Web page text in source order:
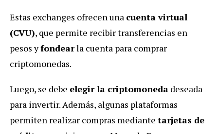
Estas exchanges ofrecen una cuenta virtual
(CVU), que permite recibir transferencias en
pesos yfondearla cuenta para comprar
criptomonedas.
Luego, se debe elegir la criptomoneda deseada
para invertir. Además, algunas plataformas
permiten realizar compras mediante tarjetas de